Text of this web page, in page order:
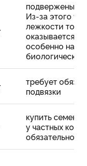
подвержены
Из-за этого
лежкости
оказывается
особенно на
биологической
требует
подвязки
купить семена
у частных
обязательное